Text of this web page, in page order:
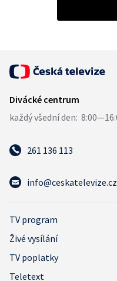
261 136 113
info@ceskatelevize.cz
TV program
Živé vysílání
TV poplatky
Teletext